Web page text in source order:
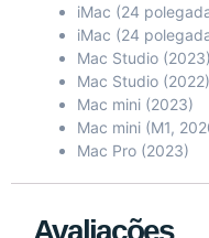
iMac (24
iMac (24
Mac Studio (2023)
Mac Studio (2022)
Mac mini (2023)
Mac mini (M1,
Mac Pro (2023)